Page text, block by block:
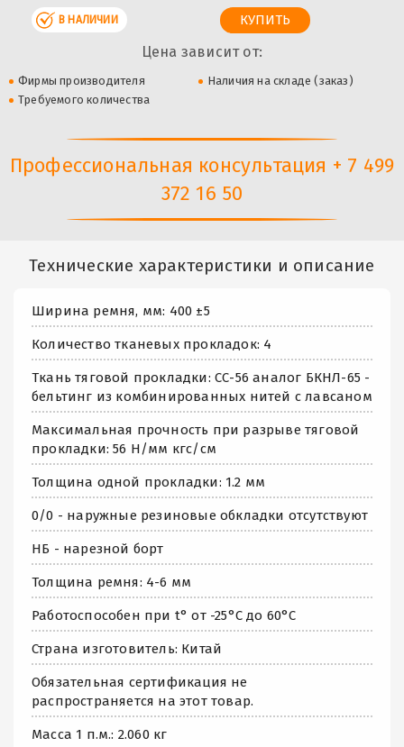
В НАЛИЧИИ
Цена зависит от:
Фирмы производителя
Наличия на складе (заказ)
Требуемого количества
Профессиональная консультация + 7 499
372 16 50
Технические характеристики и описание
Ширина ремня, мм: 400 ±5
Количество тканевых прокладок: 4
Ткань тяговой прокладки: СС-56 аналог БКНЛ-65 -
бельтинг из комбинированных нитей с лавсаном
Максимальная прочность при разрыве тяговой
прокладки: 56 Н/мм кгс/см
Толщина одной прокладки: 1.2 мм
0/0 - наружные резиновые обкладки отсутствуют
НБ - нарезной борт
Толщина ремня: 4-6 мм
Работоспособен при t° от -25°C до 60°C
Страна изготовитель: Китай
Обязательная сертификация не
распространяется на этот товар.
Масса 1 п.м.: 2.060 кг